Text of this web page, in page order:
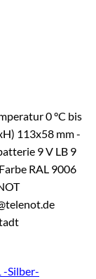
0 °C bis
113x58 mm -
9 V LB 9
RAL 9006
-Silber-